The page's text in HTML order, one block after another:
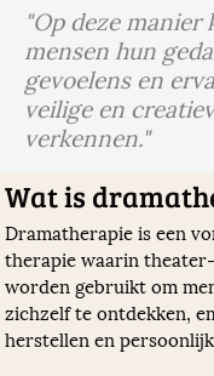
"Op deze manier
mensen hun
gevoelens en
veilige en
verkennen."
Wat is
Dramatherapie is een
therapie waarin
worden gebruikt om
zichzelf te ontdekken,
herstellen en